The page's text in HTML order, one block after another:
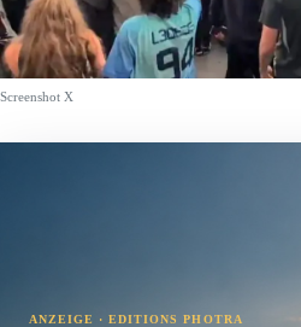
Screenshot X
ANZEIGE · EDITIONS PHOTRA